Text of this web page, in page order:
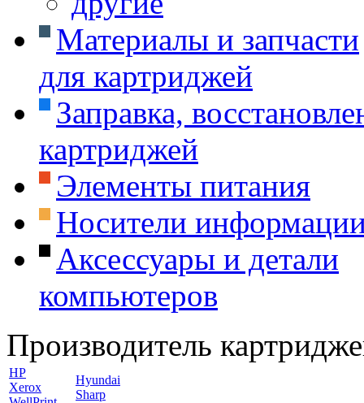
Материалы и запчасти
для картриджей
Заправка,
картриджей
Элементы питания
Носители
Аксессуары и детали
компьютеров
Производитель
HP
Xerox
Hyundai
Sharp